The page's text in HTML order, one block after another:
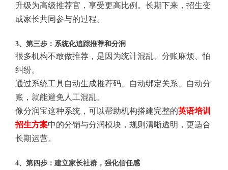
升级为高级推荐官，享受更高比例。长期下来，招生变
成家长共同参与的过程。
3、第三步：系统化追踪推荐和分润
很多机构不敢做推荐，是因为统计混乱、分账麻烦、怕
纠纷。
通过系统工具自动生成推荐码、自动绑定关系、自动分
账，就能避免人工混乱。
像分润宝这种系统，可以帮助机构搭建完整的英语培训
招生方案中的分销与分润模块，规则清晰透明，更适合
长期运营。
4、第四步：建立家长社群，强化信任感